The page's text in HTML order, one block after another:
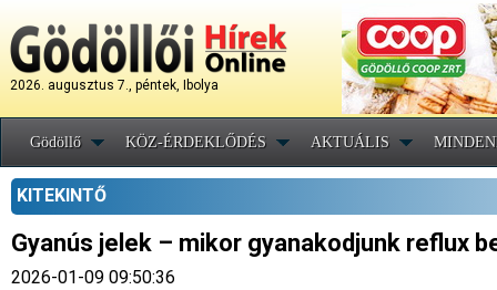
2026. augusztus 7., péntek, Ibolya
Gödöllő KÖZ-ÉRDEKLŐDÉS AKTUÁLIS
KITEKINTŐ
Gyanús jelek – mikor gyanakodjunk reflux
2026-01-09 09:50:36